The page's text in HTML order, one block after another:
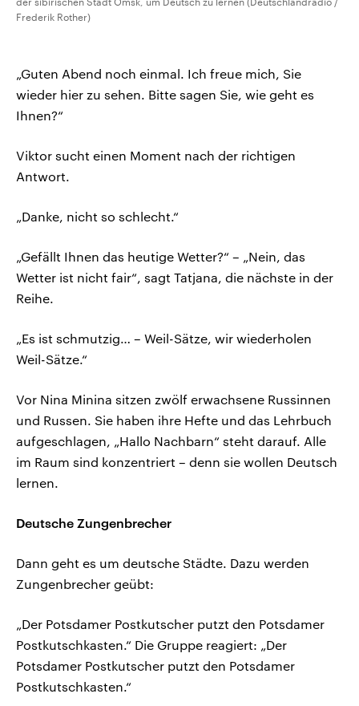
Frederik Rother)
„Guten Abend noch einmal. Ich freue mich, Sie
wieder hier zu sehen. Bitte sagen Sie, wie geht es
Ihnen?“
Viktor sucht einen Moment nach der richtigen
Antwort.
„Danke, nicht so schlecht.“
„Gefällt Ihnen das heutige Wetter?“ – „Nein, das
Wetter ist nicht fair“, sagt Tatjana, die nächste in der
Reihe.
„Es ist schmutzig… – Weil-Sätze, wir wiederholen
Weil-Sätze.“
Vor Nina Minina sitzen zwölf erwachsene Russinnen
und Russen. Sie haben ihre Hefte und das Lehrbuch
aufgeschlagen, „Hallo Nachbarn“ steht darauf. Alle
im Raum sind konzentriert – denn sie wollen Deutsch
lernen.
Deutsche Zungenbrecher
Dann geht es um deutsche Städte. Dazu werden
Zungenbrecher geübt:
„Der Potsdamer Postkutscher putzt den Potsdamer
Postkutschkasten.“ Die Gruppe reagiert: „Der
Potsdamer Postkutscher putzt den Potsdamer
Postkutschkasten.“